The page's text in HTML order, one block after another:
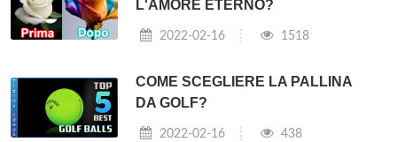
L'AMORE ETERNO?
2022-02-16 1518
COME SCEGLIERE LA PALLINA
DA GOLF?
2022-02-16 438